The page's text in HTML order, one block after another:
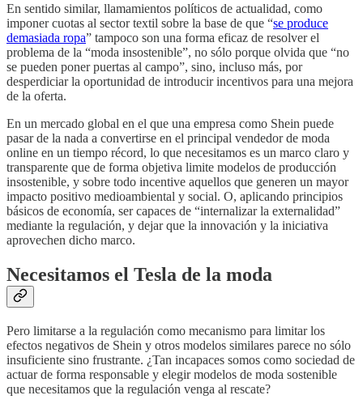
En sentido similar, llamamientos políticos de actualidad, como
imponer cuotas al sector textil sobre la base de que “se produce
demasiada ropa” tampoco son una forma eficaz de resolver el
problema de la “moda insostenible”, no sólo porque olvida que “no
se pueden poner puertas al campo”, sino, incluso más, por
desperdiciar la oportunidad de introducir incentivos para una mejora
de la oferta.
En un mercado global en el que una empresa como Shein puede
pasar de la nada a convertirse en el principal vendedor de moda
online en un tiempo récord, lo que necesitamos es un marco claro y
transparente que de forma objetiva limite modelos de producción
insostenible, y sobre todo incentive aquellos que generen un mayor
impacto positivo medioambiental y social. O, aplicando principios
básicos de economía, ser capaces de “internalizar la externalidad”
mediante la regulación, y dejar que la innovación y la iniciativa
aprovechen dicho marco.
Necesitamos el Tesla de la moda
Pero limitarse a la regulación como mecanismo para limitar los
efectos negativos de Shein y otros modelos similares parece no sólo
insuficiente sino frustrante. ¿Tan incapaces somos como sociedad de
actuar de forma responsable y elegir modelos de moda sostenible
que necesitamos que la regulación venga al rescate?